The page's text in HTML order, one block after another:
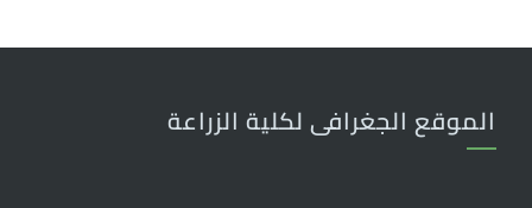
الموقع الجغرافى لكلية الزراعة